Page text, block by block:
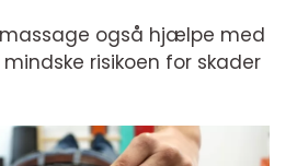
også hjælpe med
risikoen for skader